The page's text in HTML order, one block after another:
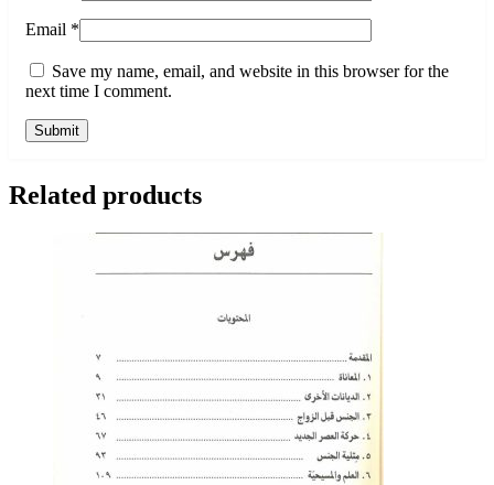
Email *
Save my name, email, and website in this browser for the
next time I comment.
Related products